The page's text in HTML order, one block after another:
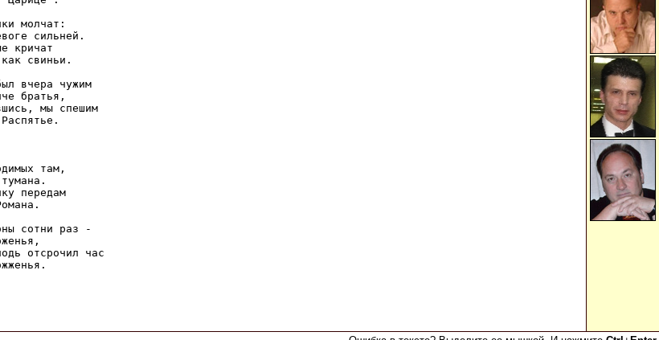
молчат:
сильней.
кричат
свиньи.
вчера чужим
братья,
мы спешим
там,
передам
сотни раз -
отсрочил час